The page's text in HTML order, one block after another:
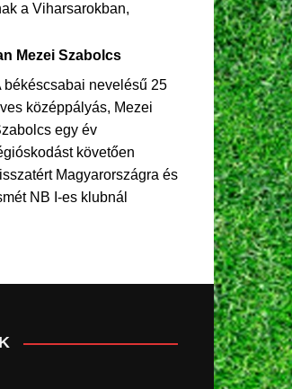
a Viharsarokban,
Mezei Szabolcs
békéscsabai nevelésű 25
középpályás, Mezei
egy év
követően
Magyarországra és
NB I-es klubnál